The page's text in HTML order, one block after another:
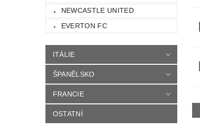
NEWCASTLE UNITED
EVERTON FC
ITÁLIE
ŠPANĚLSKO
FRANCIE
OSTATNÍ